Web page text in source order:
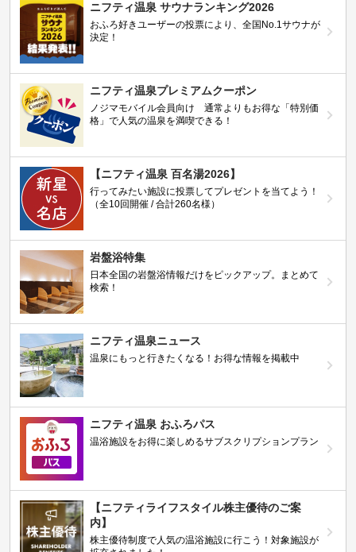
ニフティ温泉 サウナランキング2026
おふろ好きユーザーの投票により、全国No.1サウナが
決定！
ニフティ温泉プレミアムクーポン
ノジマモバイル会員向け 通常よりもお得な「特別価
格」で人気の温泉を満喫できる！
【ニフティ温泉 百名湯2026】
行ってみたい施設に投票してプレゼントを当てよう！
（全10回開催 / 合計260名様）
岩盤浴特集
日本全国の岩盤浴情報だけをピックアップ。まとめて
検索！
ニフティ温泉ニュース
温泉にもっと行きたくなる！お得な情報を掲載中
ニフティ温泉 おふろパス
温浴施設をお得に楽しめるサブスクリプションプラン
【ニフティライフスタイル株主優待のご案
内】
株主優待制度で人気の温浴施設に行こう！対象施設が